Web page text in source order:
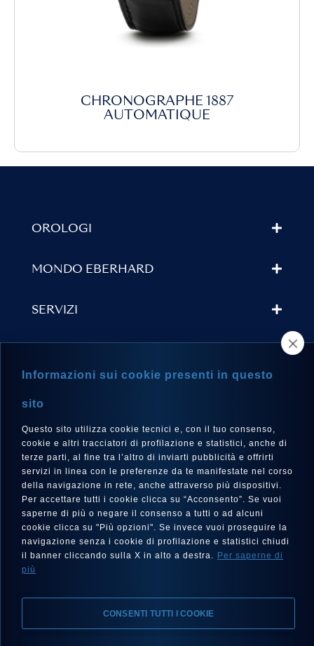
CHRONOGRAPHE 1887
AUTOMATIQUE
OROLOGI
MONDO EBERHARD
SERVIZI
TROVA UN RIVENDITORE
NEWSLETTER
LINGUA
Italiano
SEGUICI SU
Informazioni sui cookie presenti in questo
sito
Questo sito utilizza cookie tecnici e, con il tuo consenso,
cookie e altri tracciatori di profilazione e statistici, anche di
terze parti, al fine tra l’altro di inviarti pubblicità e offrirti
servizi in linea con le preferenze da te manifestate nel corso
della navigazione in rete, anche attraverso più dispositivi.
Per accettare tutti i cookie clicca su “Acconsento”. Se vuoi
saperne di più o negare il consenso a tutti o ad alcuni
cookie clicca su "Più opzioni". Se invece vuoi proseguire la
navigazione senza i cookie di profilazione e statistici chiudi
il banner cliccando sulla X in alto a destra. Per saperne di
più
CONSENTI TUTTI I COOKIE